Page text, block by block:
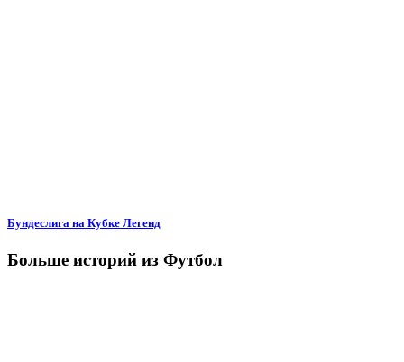
Бундеслига на Кубке Легенд
Больше историй из Футбол